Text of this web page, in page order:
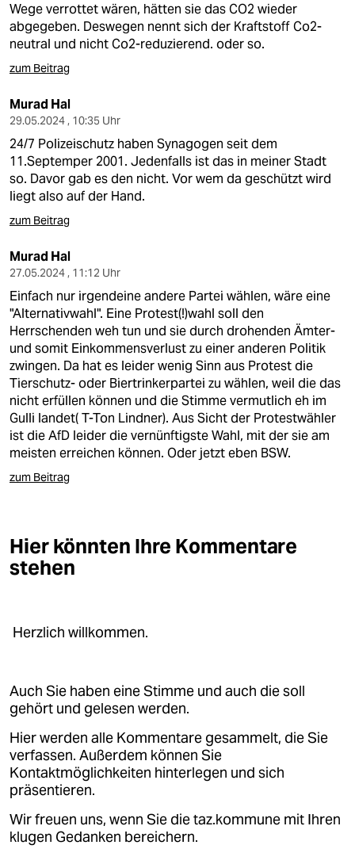
Wege verrottet wären, hätten sie das CO2 wieder
abgegeben. Deswegen nennt sich der Kraftstoff Co2-
neutral und nicht Co2-reduzierend. oder so.
zum Beitrag
Murad Hal
29.05.2024 , 10:35 Uhr
24/7 Polizeischutz haben Synagogen seit dem
11.Septemper 2001. Jedenfalls ist das in meiner Stadt
so. Davor gab es den nicht. Vor wem da geschützt wird
liegt also auf der Hand.
zum Beitrag
Murad Hal
27.05.2024 , 11:12 Uhr
Einfach nur irgendeine andere Partei wählen, wäre eine
"Alternativwahl". Eine Protest(!)wahl soll den
Herrschenden weh tun und sie durch drohenden Ämter-
und somit Einkommensverlust zu einer anderen Politik
zwingen. Da hat es leider wenig Sinn aus Protest die
Tierschutz- oder Biertrinkerpartei zu wählen, weil die das
nicht erfüllen können und die Stimme vermutlich eh im
Gulli landet( T-Ton Lindner). Aus Sicht der Protestwähler
ist die AfD leider die vernünftigste Wahl, mit der sie am
meisten erreichen können. Oder jetzt eben BSW.
zum Beitrag
Hier könnten Ihre Kommentare
stehen
Herzlich willkommen.
Auch Sie haben eine Stimme und auch die soll
gehört und gelesen werden.
Hier werden alle Kommentare gesammelt, die Sie
verfassen. Außerdem können Sie
Kontaktmöglichkeiten hinterlegen und sich
präsentieren.
Wir freuen uns, wenn Sie die taz.kommune mit Ihren
klugen Gedanken bereichern.